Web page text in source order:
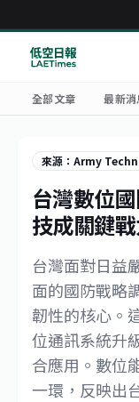
全部文章 最新消
來源：Army
台灣數位
技成關鍵
台灣面對日益
面的國防戰略
韌性的核心。
位通訊系統升
合應用。數位
一環，反映出